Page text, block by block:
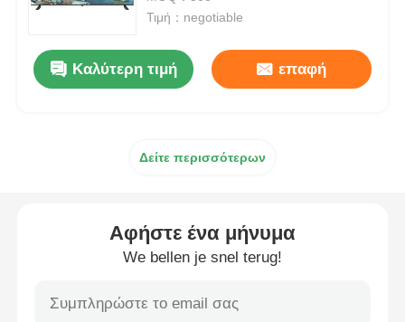
Τηλεόραση 4K LED
Αδιάβροχη τηλεόραση
Τιμή：negotiable
Καλύτερη τιμή επαφή
Δείτε περισσότερων
Αφήστε ένα μήνυμα
We bellen je snel terug!